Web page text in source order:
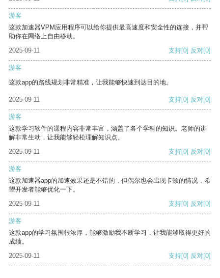
游客
这款加速器VPM应用程序可以给你提供最高速度和安全性的连接，并帮
助你在网络上自由移动。
2025-09-11
支持[0] 反对[0]
游客
这款app的路线规划非常精准，让我能够快速到达目的地。
2025-09-11 支持[0] 反对[0]
游客
这款学习软件的课程内容非常丰富，涵盖了各个学科的知识。老师的讲
解非常生动，让我能够轻松理解知识点。
2025-09-11
支持[0] 反对[0]
游客
这款加速器app的加速效果还是不错的，但偶尔也会出现卡顿的情况，希
望开发者能够优化一下。
2025-09-11
支持[0] 反对[0]
游客
这款app的学习氛围很浓厚，能够激励我不断学习，让我能够取得更好的
成绩。
2025-09-11
支持[0] 反对[0]